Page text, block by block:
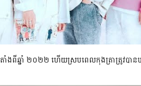
តាំងពីឆ្នាំ ២០២២ ហើយស្របពេល​កុងត្រាត្រូវ​បាន​